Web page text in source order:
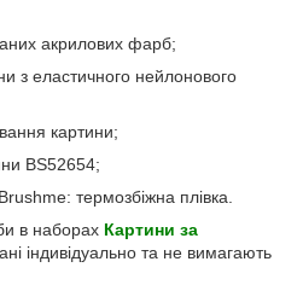
акрилових фарб;
з еластичного нейлонового
картини;
BS52654;
термозбіжна плівка.
в наборах Картини за
індивідуально та не вимагають